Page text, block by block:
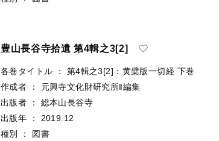
豊山長谷寺拾遺 第4輯之3[2]
各巻タイトル ：
第4輯之3[2]：黄檗版一切経 下巻
作成者
：
元興寺文化財研究所‖編集
出版者
：
総本山長谷寺
出版年
：
2019.12
種別
： 図書